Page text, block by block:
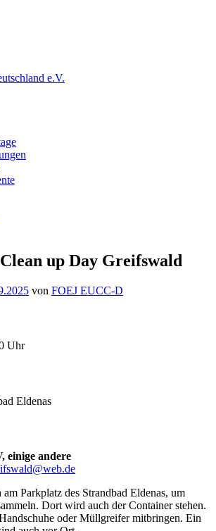
e.V.
up Day Greifswald
von FOEJ EUCC-D
Uhr
Eldenas
einige andere
Parkplatz des Strandbad Eldenas, um
Dort wird auch der Container stehen.
oder Müllgreifer mitbringen. Ein